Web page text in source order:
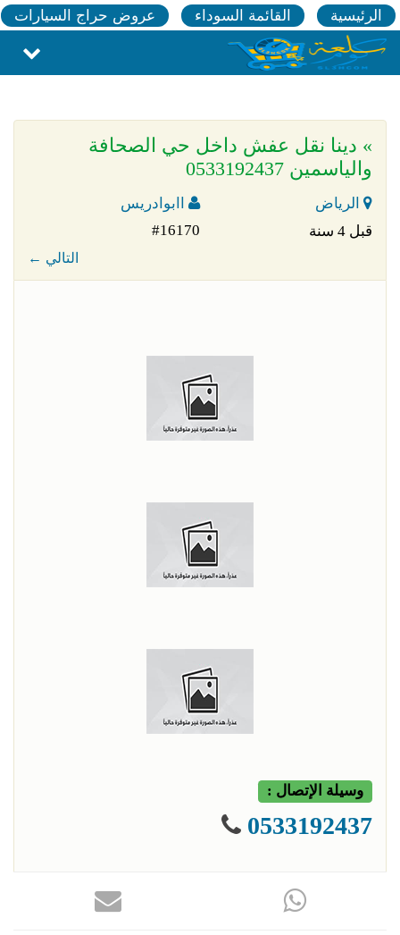
الرئيسية القائمة السوداء عروض حراج السيارات
» دينا نقل عفش داخل حي الصحافة
والياسمين 0533192437
الرياض
اابوادريس
قبل 4 سنة
#16170
← التالي
وسيلة الإتصال :
0533192437